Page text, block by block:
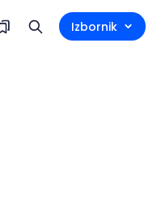
Izbornik